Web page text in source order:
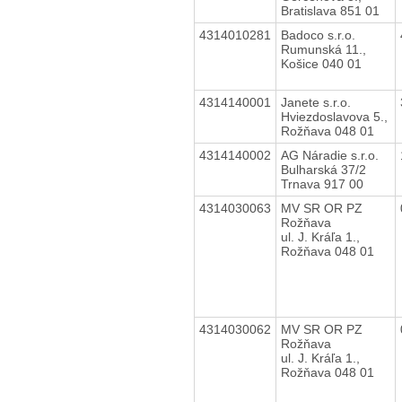
Bratislava 851 01
4314010281
Badoco s.r.o.
Rumunská 11.,
Košice 040 01
4314140001
Janete s.r.o.
Hviezdoslavova 5.,
Rožňava 048 01
4314140002
AG Náradie s.r.o.
Bulharská 37/2
Trnava 917 00
4314030063
MV SR OR PZ
Rožňava
ul. J. Kráľa 1.,
Rožňava 048 01
4314030062
MV SR OR PZ
Rožňava
ul. J. Kráľa 1.,
Rožňava 048 01